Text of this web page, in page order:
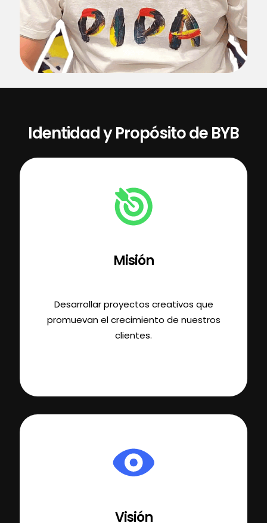
Identidad y Propósito de BYB
Misión
Desarrollar proyectos creativos que
promuevan el crecimiento de nuestros
clientes.
Visión